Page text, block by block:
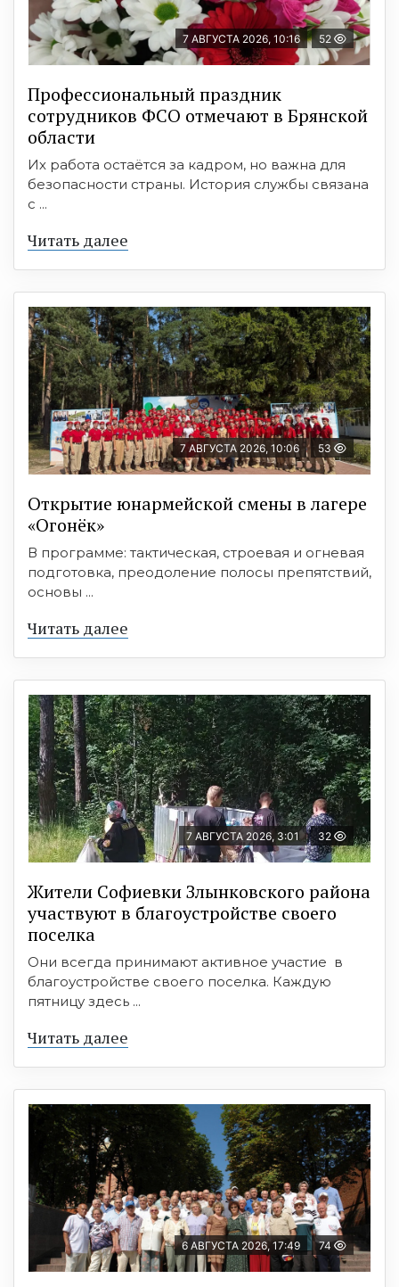
7 АВГУСТА 2026, 10:16 52
Профессиональный праздник
сотрудников ФСО отмечают в Брянской
области
Их работа остаётся за кадром, но важна для
безопасности страны. История службы связана
с ...
Читать далее
7 АВГУСТА 2026, 10:06 53
Открытие юнармейской смены в лагере
«Огонёк»
В программе: тактическая, строевая и огневая
подготовка, преодоление полосы препятствий,
основы ...
Читать далее
7 АВГУСТА 2026, 3:01 32
Жители Софиевки Злынковского района
участвуют в благоустройстве своего
поселка
Они всегда принимают активное участие в
благоустройстве своего поселка. Каждую
пятницу здесь ...
Читать далее
6 АВГУСТА 2026, 17:49 74